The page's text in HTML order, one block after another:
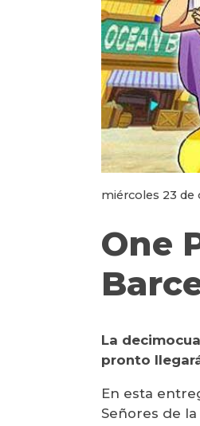
miércoles 23 de
One
La
pronto
En esta
Señores de